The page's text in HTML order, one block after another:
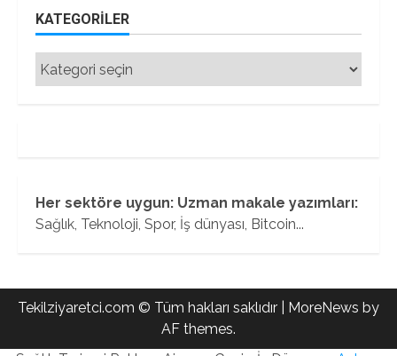
KATEGORILER
Kategoriler
Her sektöre uygun: Uzman makale yazımları:
Sağlık, Teknoloji, Spor, İş dünyası, Bitcoin...
Tekilziyaretci.com © Tüm hakları saklıdır MoreNews by
AF themes.